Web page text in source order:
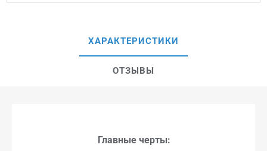
ХАРАКТЕРИСТИКИ
ОТЗЫВЫ
Главные черты: